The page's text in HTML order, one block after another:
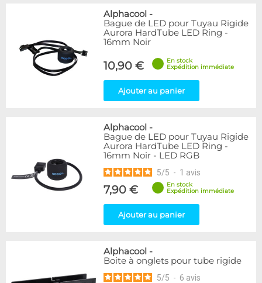
Alphacool -
Bague de LED pour Tuyau Rigide
Aurora HardTube LED Ring -
16mm Noir
10,90 €
En stock
Expédition immédiate
Ajouter au panier
Alphacool -
Bague de LED pour Tuyau Rigide
Aurora HardTube LED Ring -
16mm Noir - LED RGB
5/5 - 1 avis
7,90 €
En stock
Expédition immédiate
Ajouter au panier
Alphacool -
Boite à onglets pour tube rigide
5/5 - 6 avis